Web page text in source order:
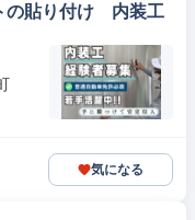
の貼り付け 内装工
気になる